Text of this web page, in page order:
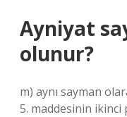
Ayniyat
olunur?
m) aynı sayman
5. maddesinin ikinci